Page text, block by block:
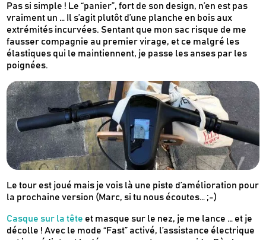
Pas si simple ! Le “panier”, fort de son design, n’en est pas
vraiment un … Il s’agit plutôt d’une planche en bois aux
extrémités incurvées. Sentant que mon sac risque de me
fausser compagnie au premier virage, et ce malgré les
élastiques qui le maintiennent, je passe les anses par les
poignées.
Le tour est joué mais je vois là une piste d’amélioration pour
la prochaine version (Marc, si tu nous écoutes… ;-)
Casque sur la tête et masque sur le nez, je me lance … et je
décolle ! Avec le mode “Fast” activé, l’assistance électrique